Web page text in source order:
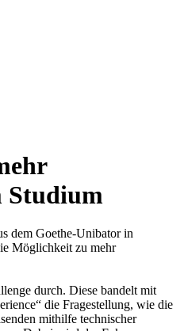
Studium
dem Goethe-Unibator in
Möglichkeit zu mehr
durch. Diese bandelt mit
die Fragestellung, wie die
mithilfe technischer